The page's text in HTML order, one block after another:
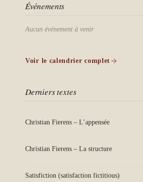
Événements
Aucun événement à venir
Voir le calendrier complet
Derniers textes
Christian Fierens – L’appensée
Christian Fierens – La structure
Satisfiction (satisfaction fictitious)